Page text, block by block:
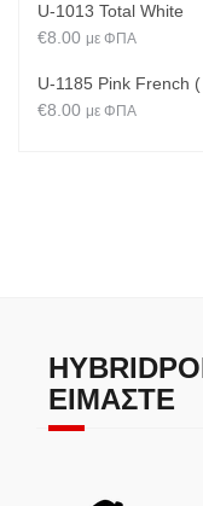
U-1013 Total White
€8.00 με ΦΠΑ
U-1185 Pink French
€8.00 με ΦΠΑ
ΕΊΜΑΣΤΕ